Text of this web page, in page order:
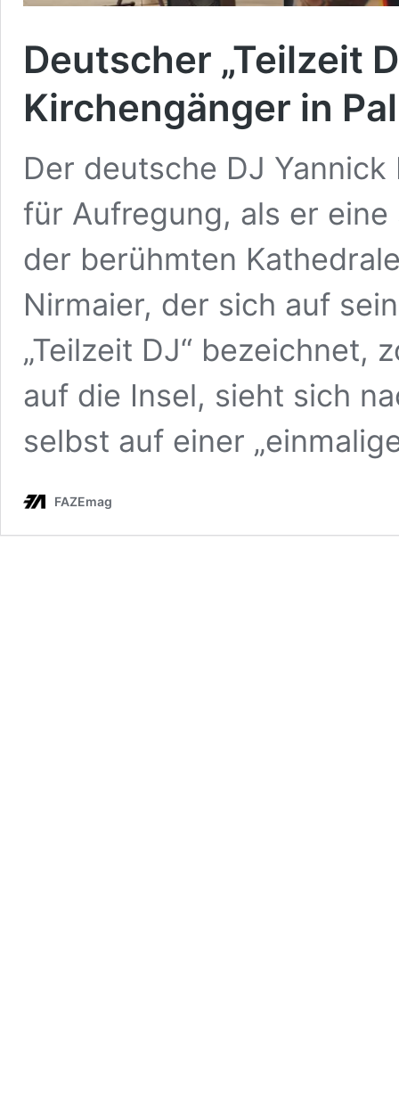
Deutscher „Teilzeit
Kirchengänger in
Der deutsche DJ
für Aufregung, als er
der berühmten
Nirmaier, der sich auf
„Teilzeit DJ“ bezeichnet,
auf die Insel, sieht sich
selbst auf einer
FAZEmag